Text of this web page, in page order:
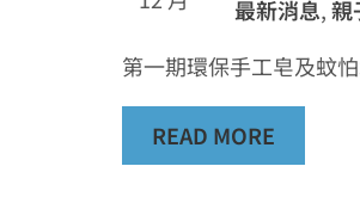
最新消息,親
第一期環保手工皂及蚊
READ MORE